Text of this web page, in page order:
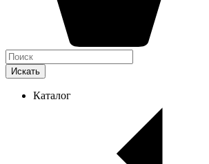
Искать
Каталог